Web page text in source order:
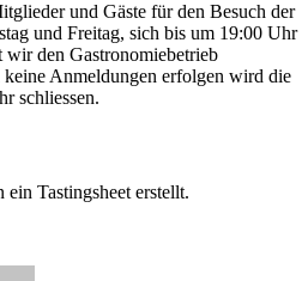
und Gäste für den Besuch der
und Freitag, sich bis um 19:00 Uhr
den Gastronomiebetrieb
Anmeldungen erfolgen wird die
schliessen.
Tastingsheet erstellt.